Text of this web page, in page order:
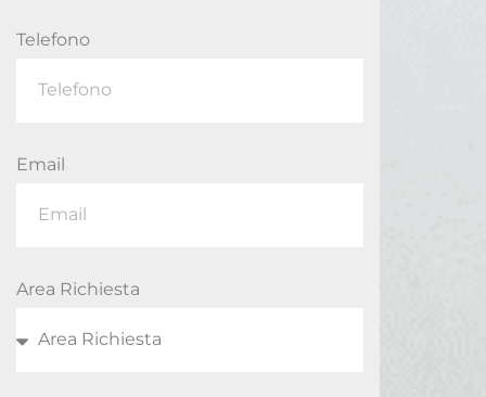
Telefono
Email
Area Richiesta